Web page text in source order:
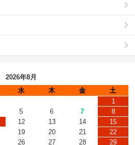
2026年8月
水 木 金
土
1
5 6 7
8
12 13 14
15
19 20 21
22
26 27 28
29